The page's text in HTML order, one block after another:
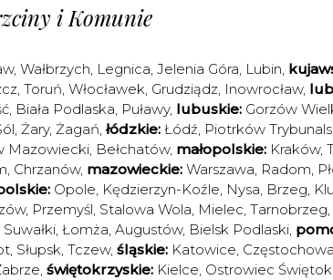
i Komunie
, Wałbrzych, Legnica, Jelenia Góra, Lubin,
, Toruń, Włocławek, Grudziądz, Inowrocław,
, Biała Podlaska, Puławy, lubuskie: Gorzów
, Żary, Żagań, łódzkie: Łódź, Piotrków
Mazowiecki, Bełchatów, małopolskie: Kraków,
, Chrzanów, mazowieckie: Warszawa, Radom,
Opole, Kędzierzyn-Koźle, Nysa, Brzeg,
, Przemyśl, Stalowa Wola, Mielec, Tarnobrzeg,
Suwałki, Łomża, Augustów, Bielsk Podlaski,
, Słupsk, Tczew, śląskie: Katowice, Częstochowa
, świętokrzyskie: Kielce, Ostrowiec